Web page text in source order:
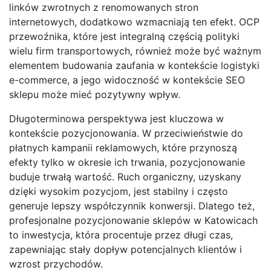
linków zwrotnych z renomowanych stron
internetowych, dodatkowo wzmacniają ten efekt. OCP
przewoźnika, które jest integralną częścią polityki
wielu firm transportowych, również może być ważnym
elementem budowania zaufania w kontekście logistyki
e-commerce, a jego widoczność w kontekście SEO
sklepu może mieć pozytywny wpływ.
Długoterminowa perspektywa jest kluczowa w
kontekście pozycjonowania. W przeciwieństwie do
płatnych kampanii reklamowych, które przynoszą
efekty tylko w okresie ich trwania, pozycjonowanie
buduje trwałą wartość. Ruch organiczny, uzyskany
dzięki wysokim pozycjom, jest stabilny i często
generuje lepszy współczynnik konwersji. Dlatego też,
profesjonalne pozycjonowanie sklepów w Katowicach
to inwestycja, która procentuje przez długi czas,
zapewniając stały dopływ potencjalnych klientów i
wzrost przychodów.